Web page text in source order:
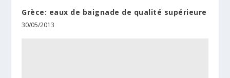
Grèce: eaux de baignade de qualité supérieure
30/05/2013